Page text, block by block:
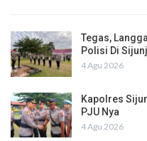
Tegas,
Polisi Di
4 Agu 2026
Kapolres
PJU Nya
4 Agu 2026